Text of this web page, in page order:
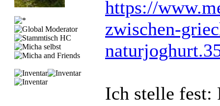
https://
zwischen-
Ich stelle